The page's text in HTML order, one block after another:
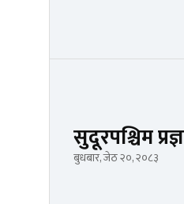
सुदूरपश्चिम
बुधबार, जेठ २०, २०८३